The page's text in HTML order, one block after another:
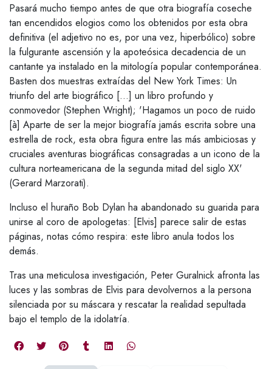
Pasará mucho tiempo antes de que otra biografía coseche
tan encendidos elogios como los obtenidos por esta obra
definitiva (el adjetivo no es, por una vez, hiperbólico) sobre
la fulgurante ascensión y la apoteósica decadencia de un
cantante ya instalado en la mitología popular contemporánea.
Basten dos muestras extraídas del New York Times: Un
triunfo del arte biográfico [...] un libro profundo y
conmovedor (Stephen Wright); 'Hagamos un poco de ruido
[à] Aparte de ser la mejor biografía jamás escrita sobre una
estrella de rock, esta obra figura entre las más ambiciosas y
cruciales aventuras biográficas consagradas a un icono de la
cultura norteamericana de la segunda mitad del siglo XX'
(Gerard Marzorati).
Incluso el huraño Bob Dylan ha abandonado su guarida para
unirse al coro de apologetas: [Elvis] parece salir de estas
páginas, notas cómo respira: este libro anula todos los
demás.
Tras una meticulosa investigación, Peter Guralnick afronta las
luces y las sombras de Elvis para devolvernos a la persona
silenciada por su máscara y rescatar la realidad sepultada
bajo el templo de la idolatría.